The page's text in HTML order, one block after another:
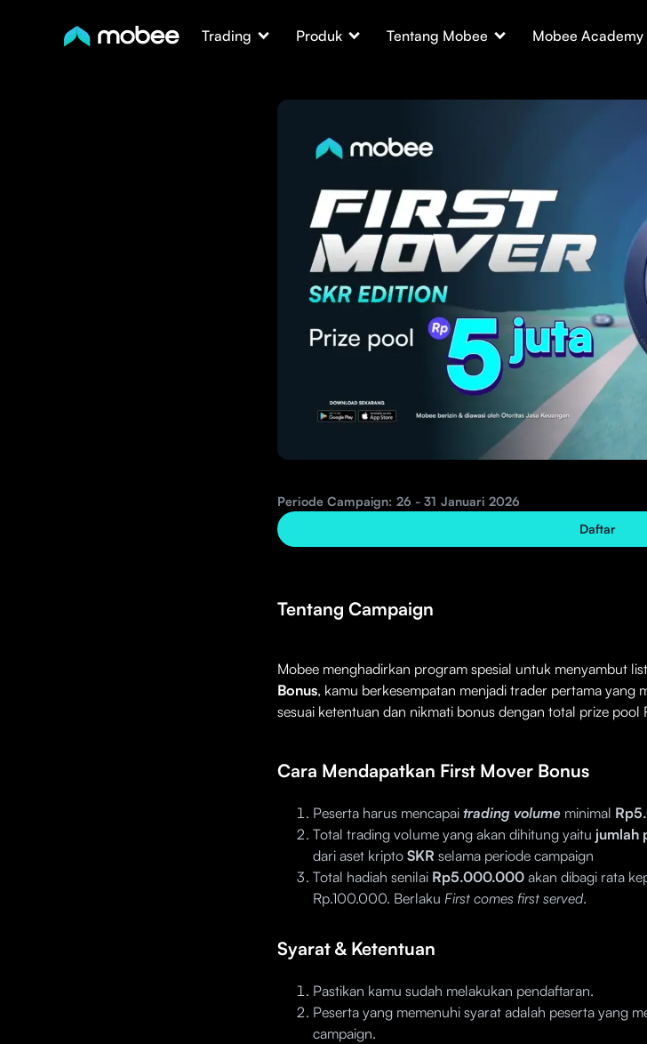
Trading Produk Tentang Mobee Mobee Academy
Periode Campaign: 26 - 31 Januari 2026
Tentang Campaign
Mobee menghadirkan program spesial untuk menyambut
Bonus, kamu berkesempatan menjadi trader pertama yang
sesuai ketentuan dan nikmati bonus dengan total prize
Cara Mendapatkan First Mover Bonus
Peserta harus mencapai trading volume minimal
Total trading volume yang akan dihitung yaitu jumlah
dari aset kripto SKR selama periode campaign
Total hadiah senilai Rp5.000.000 akan dibagi rata
Rp.100.000. Berlaku First comes first served.
Syarat & Ketentuan
Pastikan kamu sudah melakukan pendaftaran.
Peserta yang memenuhi syarat adalah peserta yang
campaign.